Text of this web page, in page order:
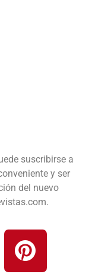
suscribirse a
y ser
del nuevo